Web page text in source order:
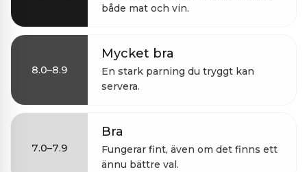
både mat och vin.
8.0–8.9
Mycket bra
En stark parning du tryggt kan
servera.
7.0–7.9
Bra
Fungerar fint, även om det finns ett
ännu bättre val.